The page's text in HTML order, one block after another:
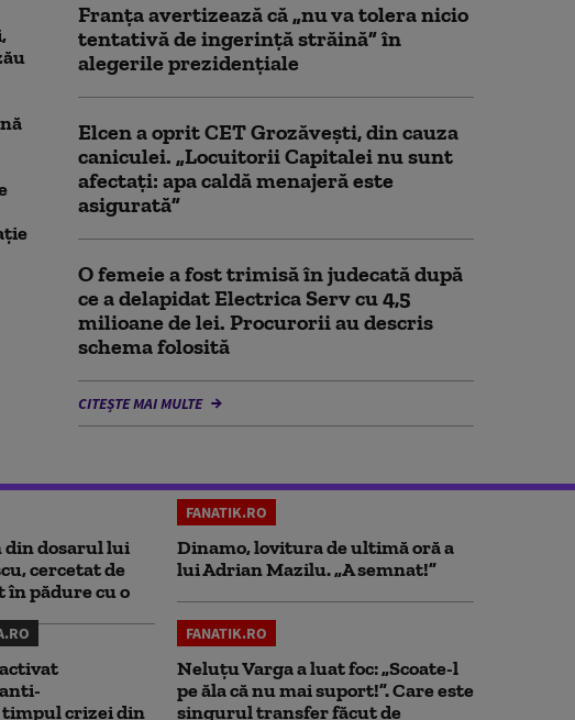
Franţa avertizează că „nu va tolera nicio
tentativă de ingerinţă străină” în
alegerile prezidenţiale
Elcen a oprit CET Grozăveşti, din cauza
caniculei. „Locuitorii Capitalei nu sunt
afectați: apa caldă menajeră este
asigurată”
O femeie a fost trimisă în judecată după
ce a delapidat Electrica Serv cu 4,5
milioane de lei. Procurorii au descris
schema folosită
CITEȘTE MAI MULTE
dosarul lui
cercetat de
în pădure cu o
FANATIK.RO
Dinamo, lovitura de ultimă oră a
lui Adrian Mazilu. „A semnat!”
crizei din
FANATIK.RO
Neluțu Varga a luat foc: „Scoate-l
pe ăla că nu mai suport!”. Care este
singurul transfer făcut de